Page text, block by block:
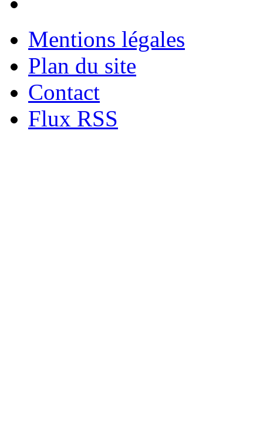
Mentions légales
Plan du site
Contact
Flux RSS